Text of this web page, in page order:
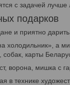
с задачей лучше
подарков
и приятно
холодильник»,
карты
ворона, мишка с
в технике